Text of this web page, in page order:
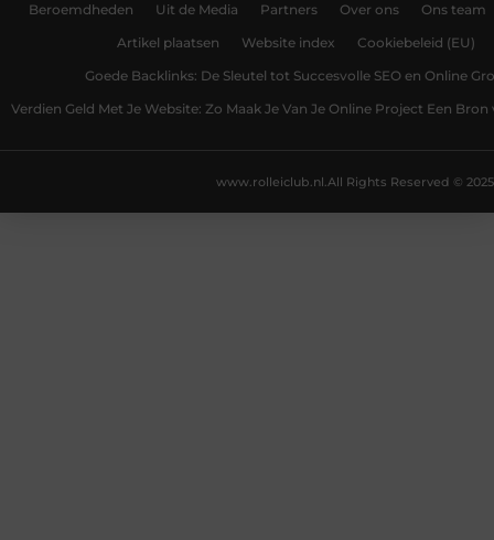
Beroemdheden Uit de Media Partners Over ons Ons team
Artikel plaatsen Website index Cookiebeleid (EU)
Goede Backlinks: De Sleutel tot Succesvolle SEO en Online
Verdien Geld Met Je Website: Zo Maak Je Van Je Online Project Een
All Rights Reserved © 2025
www.rolleiclub.nl.